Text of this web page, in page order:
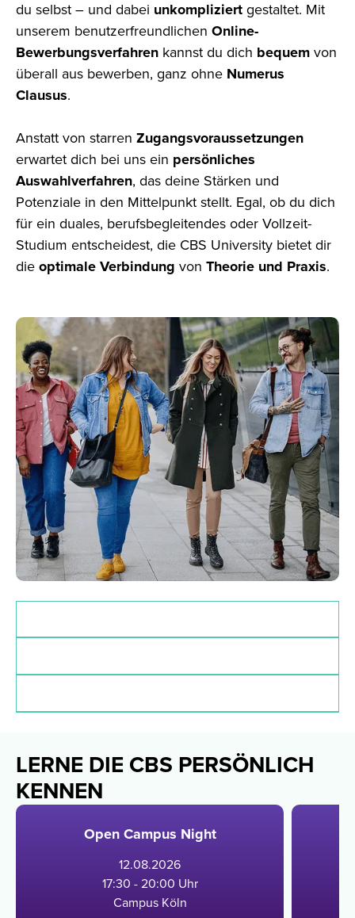
du selbst – und dabei unkompliziert gestaltet. Mit
unserem benutzerfreundlichen Online-
Bewerbungsverfahren kannst du dich bequem von
überall aus bewerben, ganz ohne Numerus
Clausus.
Anstatt von starren Zugangsvoraussetzungen
erwartet dich bei uns ein persönliches
Auswahlverfahren, das deine Stärken und
Potenziale in den Mittelpunkt stellt. Egal, ob du dich
für ein duales, berufsbegleitendes oder Vollzeit-
Studium entscheidest, die CBS University bietet dir
die optimale Verbindung von Theorie und Praxis.
LERNE DIE CBS PERSÖNLICH
KENNEN
Open Campus Night
12.08.2026
17:30 - 20:00 Uhr
Campus Köln